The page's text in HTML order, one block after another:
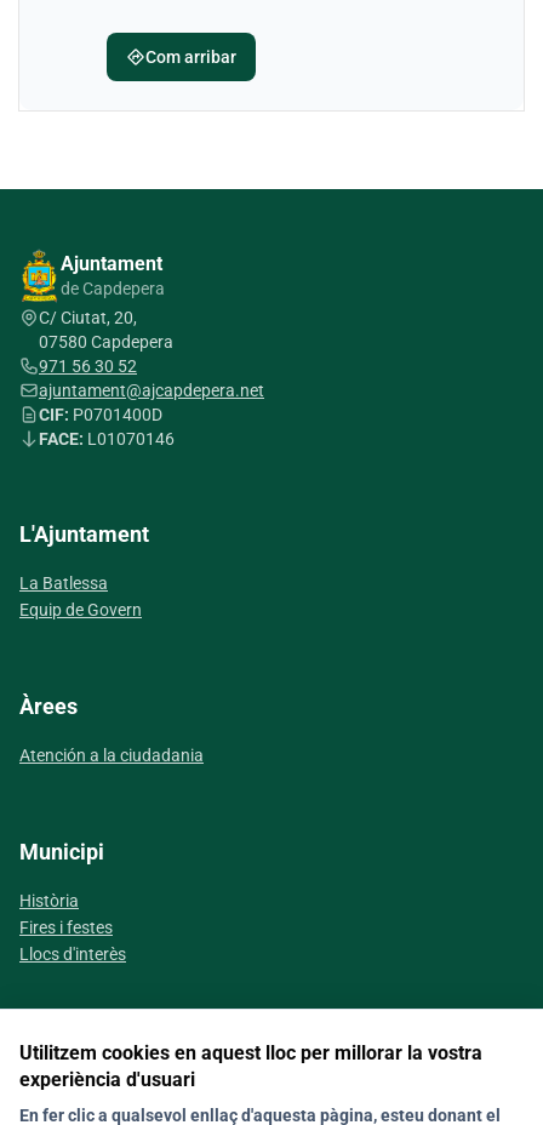
directionsCom arribar
Ajuntament
de Capdepera
C/ Ciutat, 20,
07580 Capdepera
971 56 30 52
ajuntament@ajcapdepera.net
CIF: P0701400D
FACE: L01070146
L'Ajuntament
La Batlessa
Equip de Govern
Àrees
Atención a la ciudadania
Municipi
Història
Fires i festes
Llocs d'interès
Segueix-nos a les xarxes socials
Utilitzem cookies en aquest lloc per millorar la vostra
experiència d'usuari
En fer clic a qualsevol enllaç d'aquesta pàgina, esteu donant el